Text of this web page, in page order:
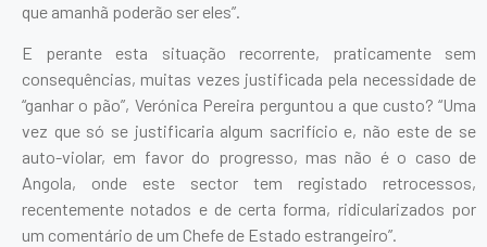
que amanhã poderão ser eles”.
E perante esta situação recorrente, praticamente sem
consequências, muitas vezes justificada pela necessidade de
“ganhar o pão”, Verónica Pereira perguntou a que custo? “Uma
vez que só se justificaria algum sacrifício e, não este de se
auto-violar, em favor do progresso, mas não é o caso de
Angola, onde este sector tem registado retrocessos,
recentemente notados e de certa forma, ridicularizados por
um comentário de um Chefe de Estado estrangeiro”.